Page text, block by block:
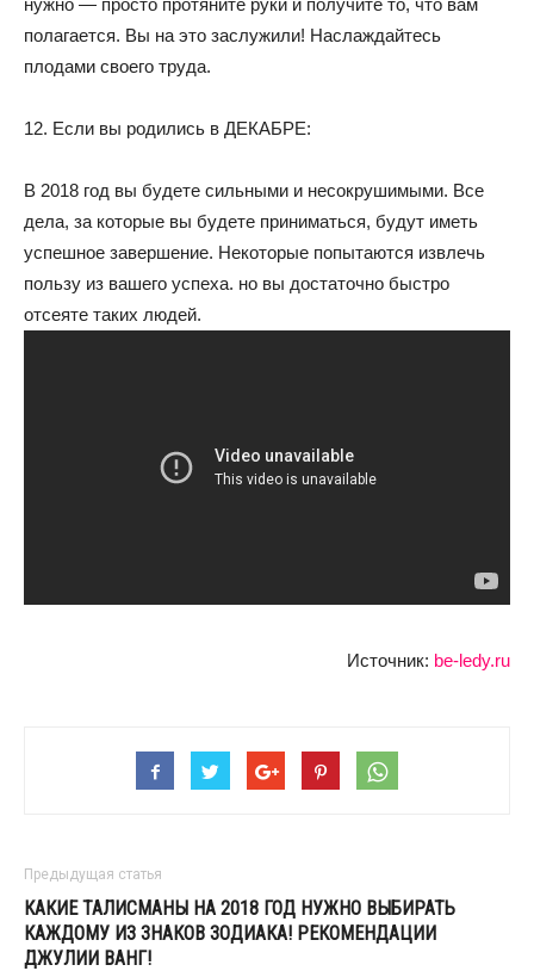
нужно — просто протяните руки и получите то, что вам
полагается. Вы на это заслужили! Наслаждайтесь
плодами своего труда.
12. Если вы родились в ДЕКАБРЕ:
В 2018 год вы будете сильными и несокрушимыми. Все
дела, за которые вы будете приниматься, будут иметь
успешное завершение. Некоторые попытаются извлечь
пользу из вашего успеха. но вы достаточно быстро
отсеяте таких людей.
Источник: be-ledy.ru
Предыдущая статья
КАКИЕ ТАЛИСМАНЫ НА 2018 ГОД НУЖНО ВЫБИРАТЬ
КАЖДОМУ ИЗ ЗНАКОВ ЗОДИАКА! РЕКОМЕНДАЦИИ
ДЖУЛИИ ВАНГ!